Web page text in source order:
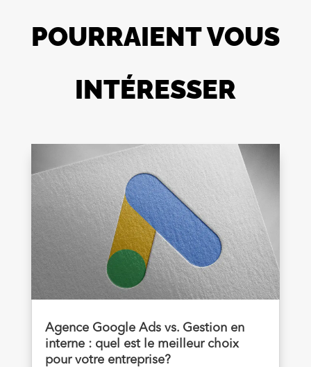
POURRAIENT VOUS
INTÉRESSER
Agence Google Ads vs. Gestion en
interne : quel est le meilleur choix
pour votre entreprise?